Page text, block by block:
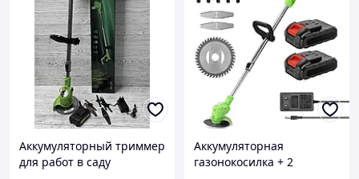
Аккумуляторный триммер
для работ в саду
Аккумуляторная
газонокосилка + 2